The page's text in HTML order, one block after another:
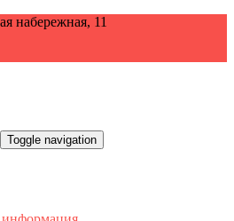
набережная, 11
Toggle navigation